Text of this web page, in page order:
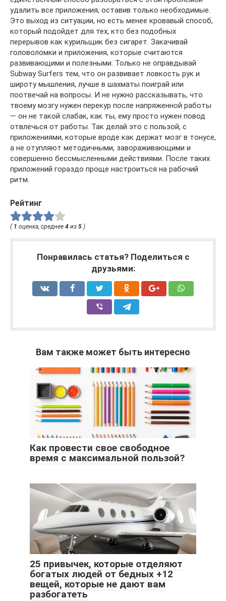
удалить все приложения, оставив только необходимые.
Это выход из ситуации, но есть менее кровавый способ,
который подойдет для тех, кто без подобных
перерывов как курильщик без сигарет. Закачивай
головоломки и приложения, которые считаются
развивающими и полезными. Только не оправдывай
Subway Surfers тем, что он развивает ловкость рук и
широту мышления, лучше в шахматы поиграй или
поотвечай на вопросы. И не нужно рассказывать, что
твоему мозгу нужен перекур после напряженной работы
— он не такой слабак, как ты, ему просто нужен повод
отвлечься от работы. Так делай это с пользой, с
приложениями, которые вроде как держат мозг в тонусе,
а не отупляют методичными, завораживающими и
совершенно бессмысленными действиями. После таких
приложений гораздо проще настроиться на рабочий
ритм.
Рейтинг
( 1 оценка, среднее 4 из 5 )
Понравилась статья? Поделиться с
друзьями:
Вам также может быть интересно
Как провести свое свободное
время с максимальной пользой?
25 привычек, которые отделяют
богатых людей от бедных +12
вещей, которые не дают вам
разбогатеть